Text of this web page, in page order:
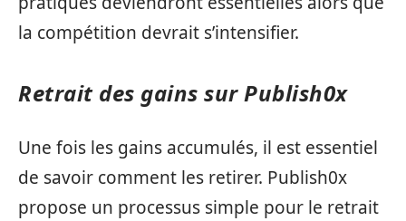
la compétition devrait s’intensifier.
Retrait des gains sur Publish0x
Une fois les gains accumulés, il est essentiel
de savoir comment les retirer. Publish0x
propose un processus simple pour le retrait